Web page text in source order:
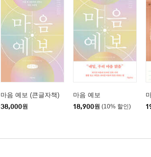
마음 예보 (큰글자책)
38,000원
마음 예보
18,900원 (10% 할인)